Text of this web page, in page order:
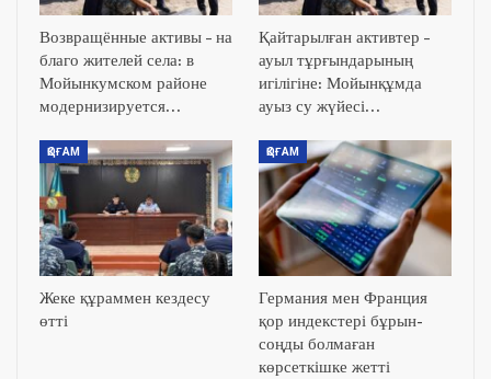
Возвращённые активы – на
благо жителей села: в
Мойынкумском районе
модернизируется…
Қайтарылған активтер –
ауыл тұрғындарының
игілігіне: Мойынқұмда
ауыз су жүйесі…
ҚОҒАМ
Жеке құраммен кездесу
өтті
ҚОҒАМ
Германия мен Франция
қор индекстері бұрын-
соңды болмаған
көрсеткішке жетті